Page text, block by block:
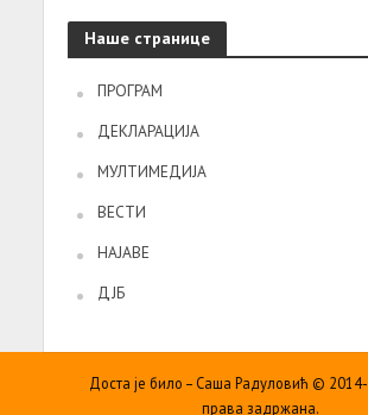
Наше странице
ПРОГРАМ
ДЕКЛАРАЦИЈА
МУЛТИМЕДИЈА
ВЕСТИ
НАЈАВЕ
ДЈБ
Доста је било – Саша Радуловић ©
права задржана.